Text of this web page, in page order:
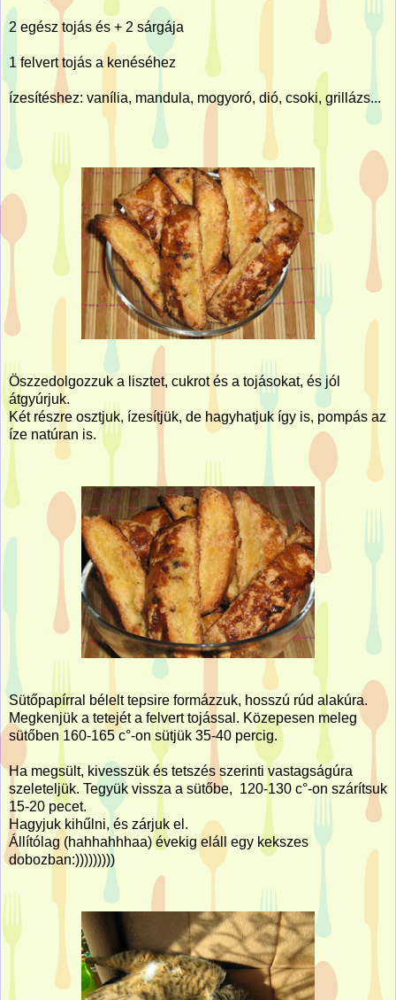
2 egész tojás és + 2 sárgája
1 felvert tojás a kenéséhez
ízesítéshez: vanília, mandula, mogyoró, dió, csoki, grillázs...
Öszzedolgozzuk a lisztet, cukrot és a tojásokat, és jól
átgyúrjuk.
Két részre osztjuk, ízesítjük, de hagyhatjuk így is, pompás az
íze natúran is.
Sütőpapírral bélelt tepsire formázzuk, hosszú rúd alakúra.
Megkenjük a tetejét a felvert tojással. Közepesen meleg
sütőben 160-165 c°-on sütjük 35-40 percig.
Ha megsült, kivesszük és tetszés szerinti vastagságúra
szeleteljük. Tegyük vissza a sütőbe, 120-130 c°-on szárítsuk
15-20 pecet.
Hagyjuk kihűlni, és zárjuk el.
Állítólag (hahhahhhaa) évekig eláll egy kekszes
dobozban:)))))))))